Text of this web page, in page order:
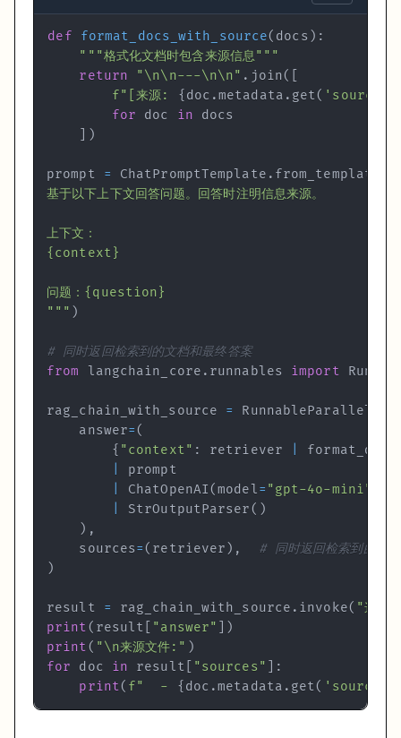
def format_docs_with_source( docs ) :
"""格式化文档时包含来源信息"""
return
"\n\n---\n\n" . join(
f"[来源: { doc .metadata . get( 'source'
for doc in
)
prompt = ChatPromptTemplate . from_template
""" )
# 同时返回检索到的文档和最终答案
from langchain_core . runnables import
rag_chain_with_source = RunnableParallel
    answer
=(
{ "context" : retriever
ChatOpenAI(model= "gpt-4o-mini"
StrOutputParser( )
) ,
    sources
=( retriever ) ,
# 同时返回检索到的文
)
result = rag_chain_with_source . invoke( "这个
print( result "answer"
)
print( "\n来源文件:" )
for doc in result "sources"
:
print( f"  - { doc .metadata . get( 'source'